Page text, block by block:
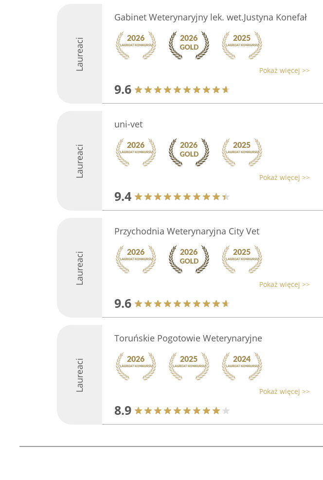
Laureaci
Gabinet Weterynaryjny lek. wet.Justyna Konefał
Pokaż więcej >>
9.6
Laureaci
uni-vet
Pokaż więcej >>
9.4
Laureaci
Przychodnia Weterynaryjna City Vet
Pokaż więcej >>
9.6
Laureaci
Toruńskie Pogotowie Weterynaryjne
Pokaż więcej >>
8.9